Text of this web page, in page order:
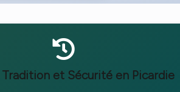
Tradition et Sécurité en Picardie